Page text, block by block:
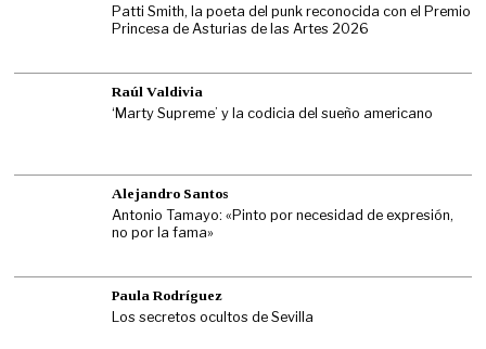
Patti Smith, la poeta del punk reconocida con el Premio
Princesa de Asturias de las Artes 2026
Raúl Valdivia
‘Marty Supreme’ y la codicia del sueño americano
Alejandro Santos
Antonio Tamayo: «Pinto por necesidad de expresión,
no por la fama»
Paula Rodríguez
Los secretos ocultos de Sevilla